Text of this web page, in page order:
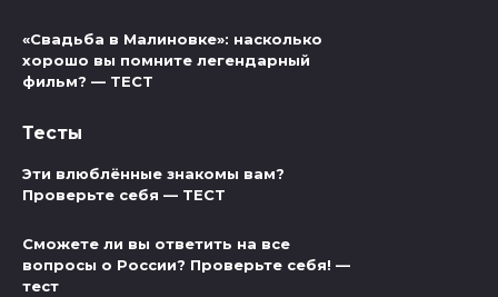
«Свадьба в Малиновке»: насколько
хорошо вы помните легендарный
фильм? — ТЕСТ
Тесты
Эти влюблённые знакомы вам?
Проверьте себя — ТЕСТ
Сможете ли вы ответить на все
вопросы о России? Проверьте себя! —
тест